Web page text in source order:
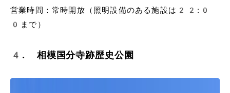
営業時間：常時開放（照明設備のある施設は22:0
0まで）
4. 相模国分寺跡歴史公園